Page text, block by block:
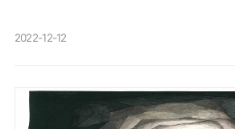
다음 달만 해도 가자 지구의 여성 5500명이 제대로 된
있다.북아프리카 수단에선 수단군과 준군사조직인 '신
계속되면서 여성들의 삶에 엄청난 영향을 미치고 있다
지역에서 여성과 여아들이 강제 결혼으로 내몰리거나,
소송을 진행하는 과정에서의 경제적 부담도 범죄 피해 여성
비역사적”이라고 가디언에 말했다. 경향신문
https://m.khan.co.kr/world/mideast-
2022-12-12